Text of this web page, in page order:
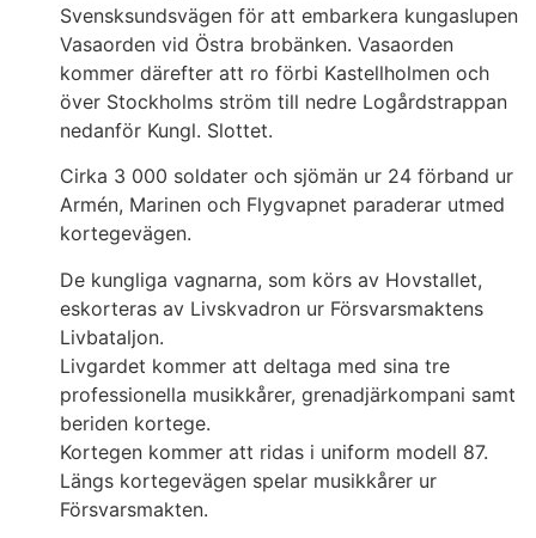
Svensksundsvägen för att embarkera kungaslupen
Vasaorden vid Östra brobänken. Vasaorden
kommer därefter att ro förbi Kastellholmen och
över Stockholms ström till nedre Logårdstrappan
nedanför Kungl. Slottet.
Cirka 3 000 soldater och sjömän ur 24 förband ur
Armén, Marinen och Flygvapnet paraderar utmed
kortegevägen.
De kungliga vagnarna, som körs av Hovstallet,
eskorteras av Livskvadron ur Försvarsmaktens
Livbataljon.
Livgardet kommer att deltaga med sina tre
professionella musikkårer, grenadjärkompani samt
beriden kortege.
Kortegen kommer att ridas i uniform modell 87.
Längs kortegevägen spelar musikkårer ur
Försvarsmakten.